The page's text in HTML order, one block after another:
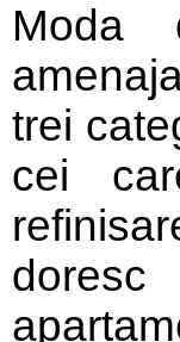
Moda
trei
cei